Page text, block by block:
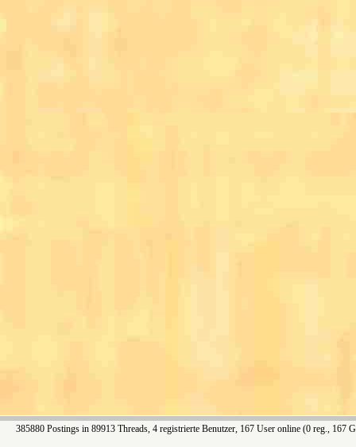
385880 Postings in 89913 Threads, 4 registrierte Benutzer, 167 User online (0 reg., 167